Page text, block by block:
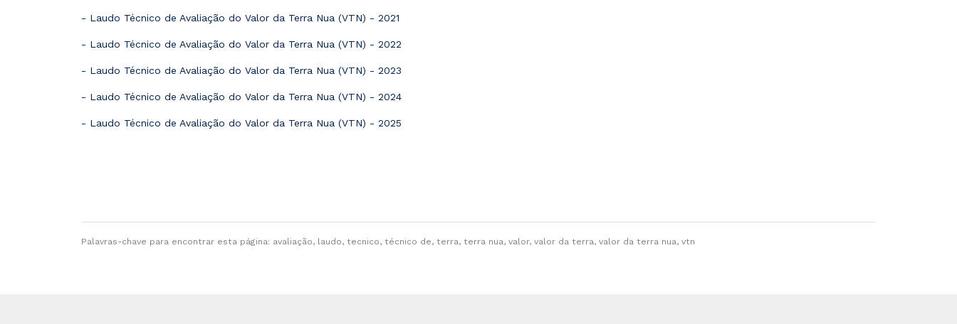
- Laudo Técnico de Avaliação do Valor da Terra Nua (VTN) - 2021
- Laudo Técnico de Avaliação do Valor da Terra Nua (VTN) - 2022
- Laudo Técnico de Avaliação do Valor da Terra Nua (VTN) - 2023
- Laudo Técnico de Avaliação do Valor da Terra Nua (VTN) - 2024
- Laudo Técnico de Avaliação do Valor da Terra Nua (VTN) - 2025
Palavras-chave para encontrar esta página: avaliação, laudo, tecnico, técnico de, terra, terra nua, valor, valor da terra, valor da terra nua, vtn